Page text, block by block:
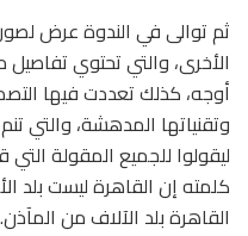
ثم توالى في الندوة عرض
الأخرى، والتي تحتوي
أوجه، كذلك تعددت فيها
وتقنياتها المدهشة، والتي
ليقولوا للجميع المقولة
كلمته إن القاهرة ليست بلد
القاهرة بلد الآلاف من المآذن.